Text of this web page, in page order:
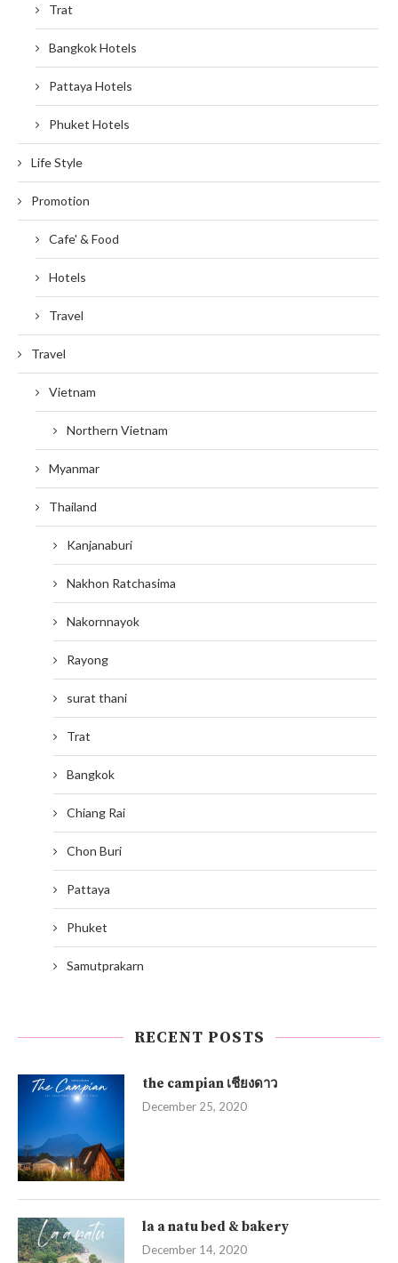
Trat
Bangkok Hotels
Pattaya Hotels
Phuket Hotels
Life Style
Promotion
Cafe' & Food
Hotels
Travel
Travel
Vietnam
Northern Vietnam
Myanmar
Thailand
Kanjanaburi
Nakhon Ratchasima
Nakornnayok
Rayong
surat thani
Trat
Bangkok
Chiang Rai
Chon Buri
Pattaya
Phuket
Samutprakarn
RECENT POSTS
the campian เชียงดาว
December 25, 2020
la a natu bed & bakery
December 14, 2020